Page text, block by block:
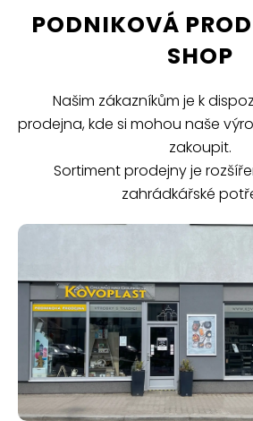
PODNIKOVÁ
SHOP
Našim zákazníkům je k
prodejna, kde si mohou naše
zakoupit.
Sortiment prodejny je
zahrádkářské